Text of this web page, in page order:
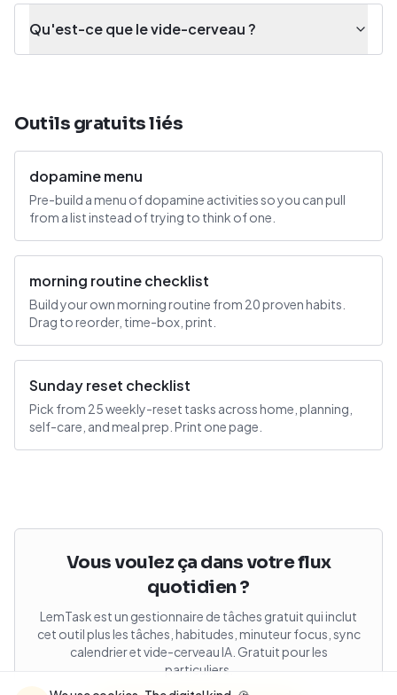
Qu'est-ce que le vide-cerveau ?
Outils gratuits liés
dopamine menu
Pre-build a menu of dopamine activities so you can pull
from a list instead of trying to think of one.
morning routine checklist
Build your own morning routine from 20 proven habits.
Drag to reorder, time-box, print.
Sunday reset checklist
Pick from 25 weekly-reset tasks across home, planning,
self-care, and meal prep. Print one page.
Vous voulez ça dans votre flux
quotidien ?
LemTask est un gestionnaire de tâches gratuit qui inclut
cet outil plus les tâches, habitudes, minuteur focus, sync
calendrier et vide-cerveau IA. Gratuit pour les
particuliers.